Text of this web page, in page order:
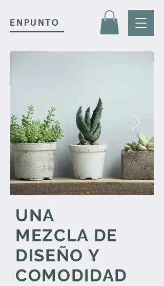
ENPUNTO
UNA
MEZCLA DE
DISEÑO Y
COMODIDAD